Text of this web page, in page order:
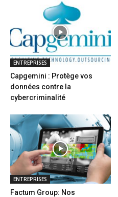
ENTREPRISES
Capgemini : Protège vos
données contre la
cybercriminalité
ENTREPRISES
Factum Group: Nos